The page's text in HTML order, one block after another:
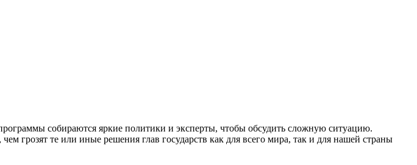
собираются яркие политики и эксперты, чтобы обсудить сложную ситуацию.
грозят те или иные решения глав государств как для всего мира, так и для нашей страны